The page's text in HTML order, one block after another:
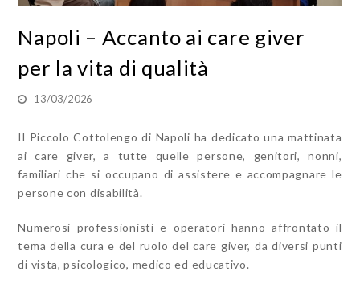
Napoli – Accanto ai care giver
per la vita di qualità
13/03/2026
Il Piccolo Cottolengo di Napoli ha dedicato una mattinata
ai care giver, a tutte quelle persone, genitori, nonni,
familiari che si occupano di assistere e accompagnare le
persone con disabilità.
Numerosi professionisti e operatori hanno affrontato il
tema della cura e del ruolo del care giver, da diversi punti
di vista, psicologico, medico ed educativo.